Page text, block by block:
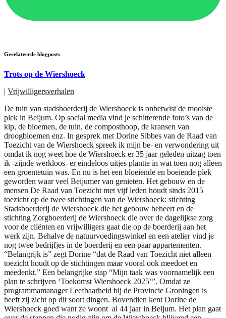
Gerelateerde blogposts
Trots op de Wiershoeck
| Vrijwilligersverhalen
De tuin van stadsboerderij de Wiershoeck is onbetwist de mooiste
plek in Beijum. Op social media vind je schitterende foto’s van de
kip, de bloemen, de tuin, de composthoop, de kransen van
droogbloemen enz. In gesprek met Dorine Sibbes van de Raad van
Toezicht van de Wiershoeck spreek ik mijn be- en verwondering uit
omdat ik nog weet hoe de Wiershoeck er 35 jaar geleden uitzag toen
ik -zijnde werkloos- er eindeloos uitjes plantte in wat toen nog alleen
een groentetuin was. En nu is het een bloeiende en boeiende plek
geworden waar veel Beijumer van genieten. Het gebouw en de
mensen De Raad van Toezicht met vijf leden houdt sinds 2015
toezicht op de twee stichtingen van de Wiershoeck: stichting
Stadsboerderij de Wiershoeck die het gebouw beheert en de
stichting Zorgboerderij de Wiershoeck die over de dagelijkse zorg
voor de cliënten en vrijwilligers gaat die op de boerderij aan het
werk zijn. Behalve de natuurvoedingswinkel en een atelier vind je
nog twee bedrijfjes in de boerderij en een paar appartementen.
“Belangrijk is” zegt Dorine “dat de Raad van Toezicht niet alleen
toezicht houdt op de stichtingen maar vooral ook meedoet en
meedenkt.” Een belangrijke stap “Mijn taak was voornamelijk een
plan te schrijven ‘Toekomst Wiershoeck 2025’”. Omdat ze
programmamanager Leefbaarheid bij de Provincie Groningen is
heeft zij zicht op dit soort dingen. Bovendien kent Dorine de
Wiershoeck goed want ze woont al 44 jaar in Beijum. Het plan gaat